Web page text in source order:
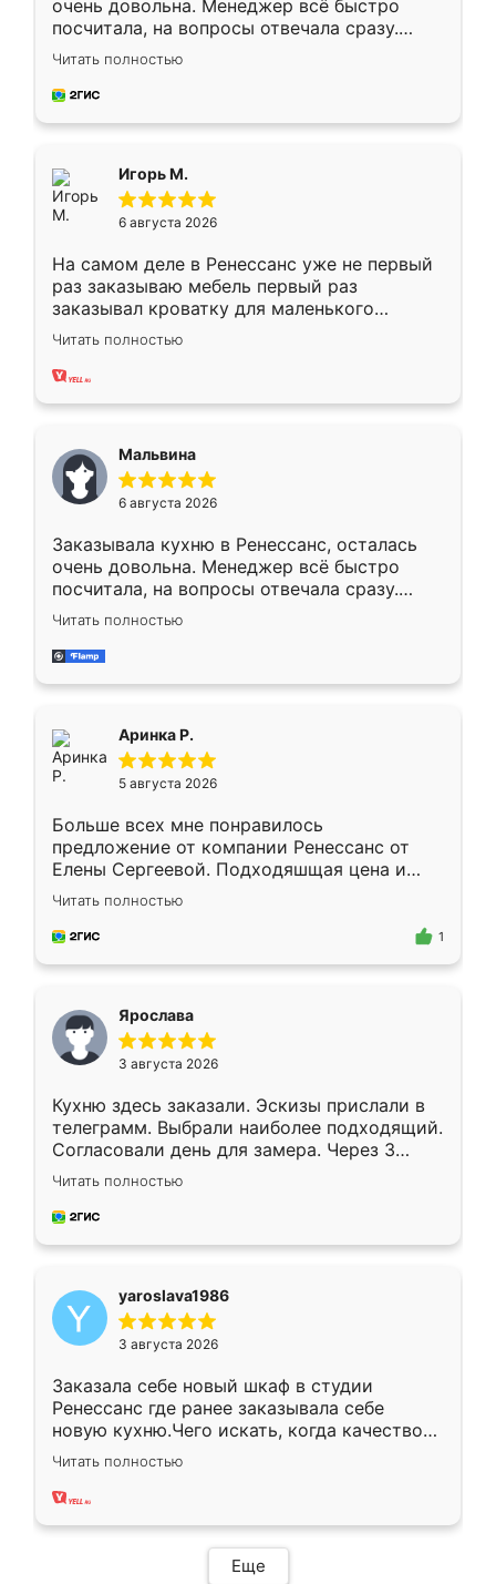
очень довольна. Менеджер всё быстро
посчитала, на вопросы отвечала сразу.
Замерщик приехал в субботу, подошёл к
делу со всей ответственностью. Собрали
за день, ребята работали аккуратно, даже
Читать полностью
Игорь М.
6 августа 2026
На самом деле в Ренессанс уже не первый
раз заказываю мебель первый раз
заказывал кроватку для маленького
ребёнка при его рождении ,во второй раз
заказал шкаф-купе. По качеству очень
хорошее сборка достаточно быстрая,
меньше, здесь же он более разнообразный.
Мне нравится ,если что-то потребуется из
мебели буду заказывать только здесь.
Читать полностью
Мальвина
6 августа 2026
Заказывала кухню в Ренессанс, осталась
очень довольна. Менеджер всё быстро
посчитала, на вопросы отвечала сразу.
Замерщик приехал в субботу, подошёл к
делу со всей ответственностью. Собрали
за день, ребята работали аккуратно, даже
Читать полностью
Аринка Р.
5 августа 2026
Больше всех мне понравилось
предложение от компании Ренессанс от
Елены Сергеевой. Подходяшщая цена и
короткие сроки изготовления. Приехавший
для замера сотрудник Владислав
предложил по моему эскизу самый
Читать полностью
1
Ярослава
3 августа 2026
Кухню здесь заказали. Эскизы прислали в
телеграмм. Выбрали наиболее подходящий.
Согласовали день для замера. Через 3
недели кухня была уже готова. Остались
довольны работой. Спасибо Ренессанс
мебель за качественную работу!
Читать полностью
yaroslava1986
3 августа 2026
Заказала себе новый шкаф в студии
Ренессанс где ранее заказывала себе
новую кухню.Чего искать, когда качеством
вполне довольна. Служит кухня уже почти
два года, нареканий нет.
Читать полностью
Еще